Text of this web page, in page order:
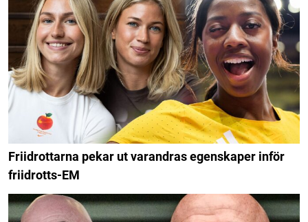
Friidrottarna pekar ut varandras egenskaper inför
friidrotts-EM